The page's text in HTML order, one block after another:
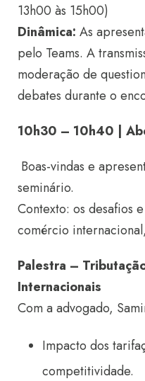
13h00 às 15h00)
Dinâmica: As
pelo Teams. A
moderação de
debates durante o
10h30 – 10h40 |
Boas-vindas e
seminário.
Contexto: os desafios
comércio
Palestra –
Internacionais
Com a advogado,
Impacto dos
competitividade.